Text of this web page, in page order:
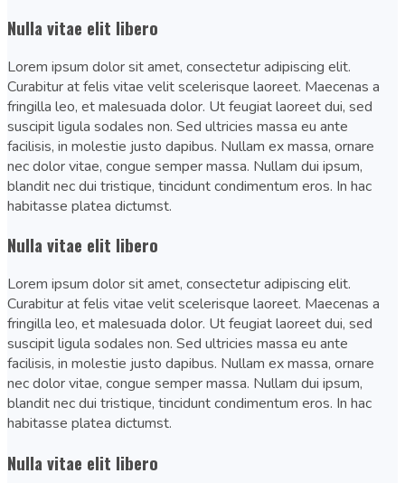
Nulla vitae elit libero
Lorem ipsum dolor sit amet, consectetur adipiscing elit.
Curabitur at felis vitae velit scelerisque laoreet. Maecenas a
fringilla leo, et malesuada dolor. Ut feugiat laoreet dui, sed
suscipit ligula sodales non. Sed ultricies massa eu ante
facilisis, in molestie justo dapibus. Nullam ex massa, ornare
nec dolor vitae, congue semper massa. Nullam dui ipsum,
blandit nec dui tristique, tincidunt condimentum eros. In hac
habitasse platea dictumst.
Nulla vitae elit libero
Lorem ipsum dolor sit amet, consectetur adipiscing elit.
Curabitur at felis vitae velit scelerisque laoreet. Maecenas a
fringilla leo, et malesuada dolor. Ut feugiat laoreet dui, sed
suscipit ligula sodales non. Sed ultricies massa eu ante
facilisis, in molestie justo dapibus. Nullam ex massa, ornare
nec dolor vitae, congue semper massa. Nullam dui ipsum,
blandit nec dui tristique, tincidunt condimentum eros. In hac
habitasse platea dictumst.
Nulla vitae elit libero